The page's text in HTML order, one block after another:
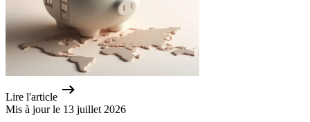
Lire l'article
Mis à jour le 13 juillet 2026